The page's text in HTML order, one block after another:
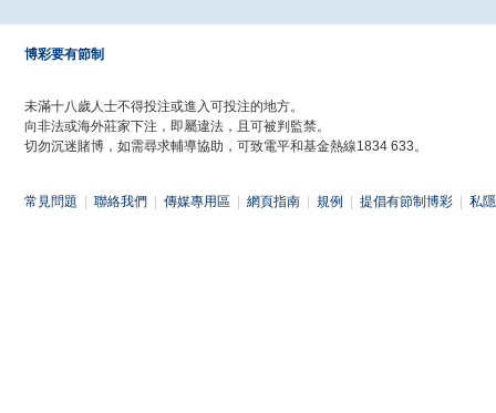
博彩要有節制
未滿十八歲人士不得投注或進入可投注的地方。
向非法或海外莊家下注，即屬違法，且可被判監禁。
切勿沉迷賭博，如需尋求輔導協助，可致電平和基金熱線1834 633。
常見問題 聯絡我們 傳媒專用區 網頁指南 規例 提倡有節制博彩 私